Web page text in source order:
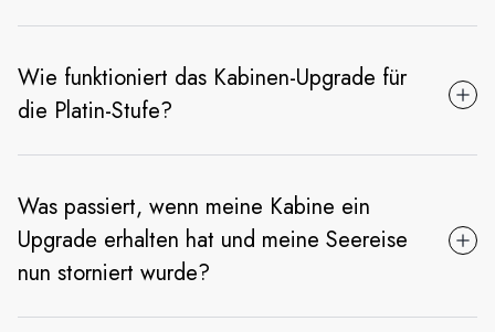
Wie funktioniert das Kabinen-Upgrade für
die Platin-Stufe?
Was passiert, wenn meine Kabine ein
Upgrade erhalten hat und meine Seereise
nun storniert wurde?